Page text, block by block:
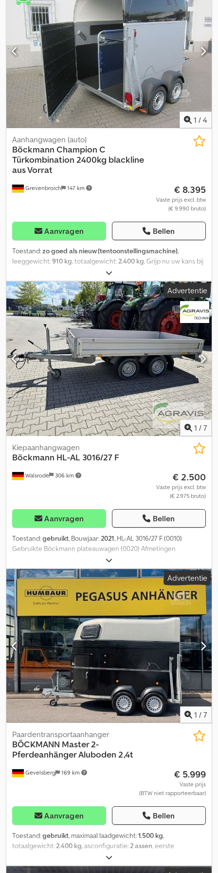
Stalen oprijplaten, inklapbaar/verschuifbaar Gezeefdrukte
bodem, doorlopend Kantelmechanisme, hydraulisch 6 stuks
spanogen Steunwiel, automatisch Inruil of financiering mogelijk
1 / 4
Grevenbroich 147 km
Aanhangwagen (auto)
Böckmann Champion C
Türkombination 2400kg blackline
aus Vorrat
€ 8.395
Vaste prijs excl. btw
(€ 9.990 bruto)
Aanvragen Bellen
Toestand:zo goed als nieuw (tentoonstellingsmachine),
leeggewicht:910 kg, totaalgewicht:2.400 kg, Grijp nu uw kans bij
ANHÄNGERWIRTZ Vrijblijvend voorbeeld: Magazijnopruiming –
verlaagd geprijsd PAARDEN AANHANGER BÖCKMANN CHAMPION
C 2400KG, ACHTERDEUREN BLACKLINE CFF+ 100 KM/H, 2400KG
UITVERKOOP Dodpfx Anjzg Izysxswa Paardenaanhanger
Champion C – voor 2 paarden, 2400 kg, CFFplus V verlaagd
chassis, aluminium opbouw en vloer, polyesterkap in antraciet
met getinte uitzetramen, achterdeuren in combinatie met
zijwaarts te klappen oprijklep, 165 cm scheidingswand met
transparant PVC bovendeel, stootbescherming. Showroom-
aanhanger zolang de voorraad strekt! Bezichtigen uitsluitend op
telefonische afspraak. 06.26
Advertentie
1 / 7
Walsrode 306 km
Kiepaanhangwagen
Böckmann HL-AL 3016/27 F
€ 2.500
Vaste prijs excl. btw
(€ 2.975 bruto)
Aanvragen Bellen
Toestand:gebruikt, Bouwjaar:2021, HL-AL 3016/27 F (0010)
Gebruikte Böckmann plateauwagen (0020) Afmetingen
3060x1650x300 mm (0030) 2,7 ton maximaal toegestaan
totaalgewicht (0040) Steunwiel, automatisch (0050) Zijwanden
van geanodiseerd aluminium (0060) Met
vergrendelingsmechanismen voor lange afstanden (0070) 6 stuks
sjorogen in de zijwand (0080) Voorwandrooster Dwodpsy Hd
Hhefx Anxea
Advertentie
1 / 7
Gevelsberg 169 km
Paardentransportaanhanger
BÖCKMANN Master 2-
Pferdeanhänger Aluboden 2,4t
€ 5.999
Vaste prijs
(BTW niet rapporteerbaar)
Aanvragen Bellen
Toestand:gebruikt, maximaal laadgewicht:1.500 kg,
totaalgewicht:2.400 kg, asconfiguratie:2 assen, eerste
, volgende keuring (TÜV):
lengte:3.260 mm, laadruimtebreedte:1.720 mm,